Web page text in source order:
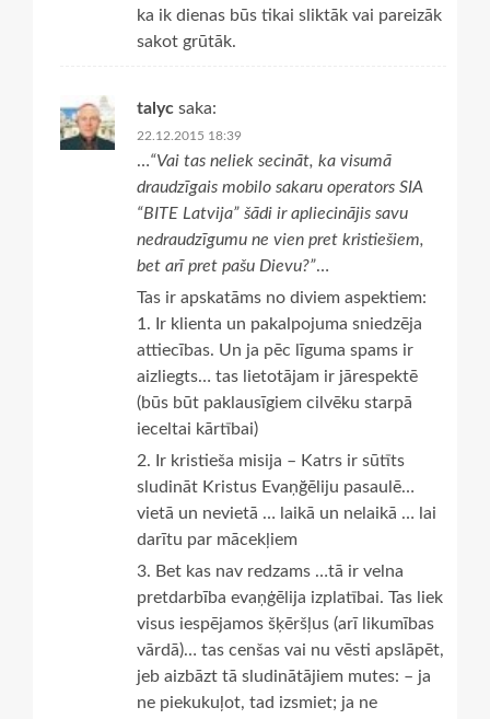
ka ik dienas būs tikai sliktāk vai pareizāk
sakot grūtāk.
talyc saka:
22.12.2015 18:39
…“Vai tas neliek secināt, ka visumā
draudzīgais mobilo sakaru operators SIA
“BITE Latvija” šādi ir apliecinājis savu
nedraudzīgumu ne vien pret kristiešiem,
bet arī pret pašu Dievu?”…
Tas ir apskatāms no diviem aspektiem:
1. Ir klienta un pakalpojuma sniedzēja
attiecības. Un ja pēc līguma spams ir
aizliegts… tas lietotājam ir jārespektē
(būs būt paklausīgiem cilvēku starpā
ieceltai kārtībai)
2. Ir kristieša misija – Katrs ir sūtīts
sludināt Kristus Evaņğēliju pasaulē…
vietā un nevietā … laikā un nelaikā … lai
darītu par mācekļiem
3. Bet kas nav redzams …tā ir velna
pretdarbība evaņģēlija izplatībai. Tas liek
visus iespējamos šķēršļus (arī likumības
vārdā)… tas cenšas vai nu vēsti apslāpēt,
jeb aizbāzt tā sludinātājiem mutes: – ja
ne piekukuļot, tad izsmiet; ja ne